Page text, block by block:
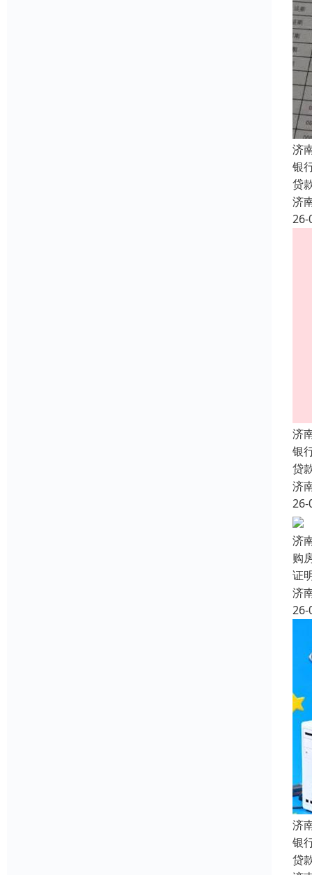
济
银
贷
济
26-
济
银
贷
济
26-
济
购
证
济
26-
济
银
贷